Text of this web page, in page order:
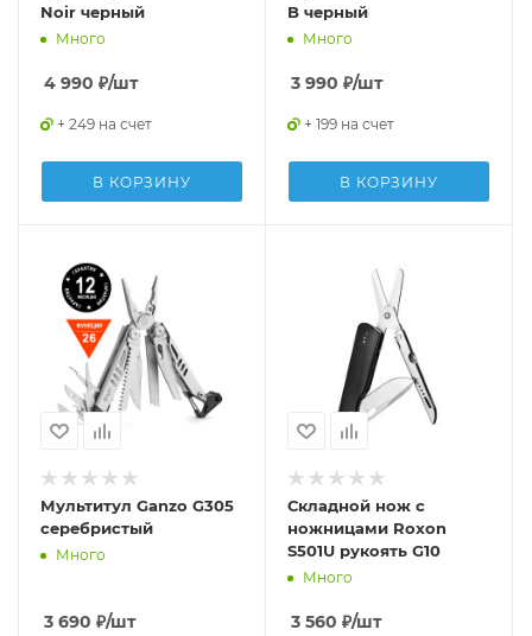
Noir черный
Много
4 990 ₽/шт
+ 249 на счет
В КОРЗИНУ
B черный
Много
3 990 ₽/шт
+ 199 на счет
В КОРЗИНУ
Мультитул Ganzo G305
серебристый
Много
3 690 ₽/шт
Складной нож с
ножницами Roxon
S501U рукоять G10
Много
3 560 ₽/шт